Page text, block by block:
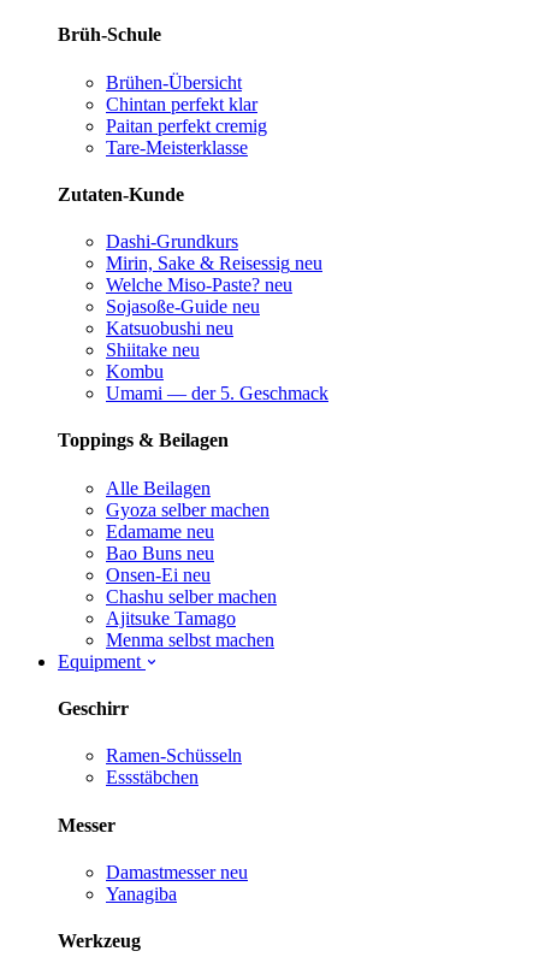
Brüh-Schule
Brühen-Übersicht
Chintan perfekt klar
Paitan perfekt cremig
Tare-Meisterklasse
Zutaten-Kunde
Dashi-Grundkurs
Mirin, Sake & Reisessig neu
Welche Miso-Paste? neu
Sojasoße-Guide neu
Katsuobushi neu
Shiitake neu
Kombu
Umami — der 5. Geschmack
Toppings & Beilagen
Alle Beilagen
Gyoza selber machen
Edamame neu
Bao Buns neu
Onsen-Ei neu
Chashu selber machen
Ajitsuke Tamago
Menma selbst machen
Equipment
Geschirr
Ramen-Schüsseln
Essstäbchen
Messer
Damastmesser neu
Yanagiba
Werkzeug